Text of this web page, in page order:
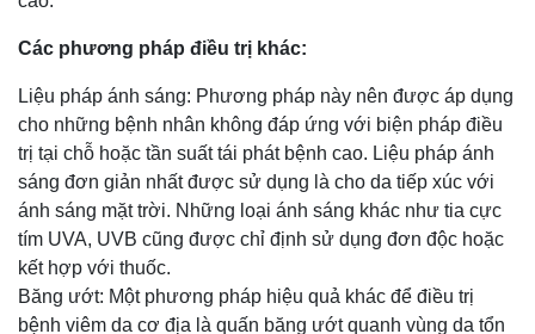
Các phương pháp điều trị khác:
Liệu pháp ánh sáng: Phương pháp này nên được áp dụng
cho những bệnh nhân không đáp ứng với biện pháp điều
trị tại chỗ hoặc tần suất tái phát bệnh cao. Liệu pháp ánh
sáng đơn giản nhất được sử dụng là cho da tiếp xúc với
ánh sáng mặt trời. Những loại ánh sáng khác như tia cực
tím UVA, UVB cũng được chỉ định sử dụng đơn độc hoặc
kết hợp với thuốc.
Băng ướt: Một phương pháp hiệu quả khác để điều trị
bệnh viêm da cơ địa là quấn băng ướt quanh vùng da tổn